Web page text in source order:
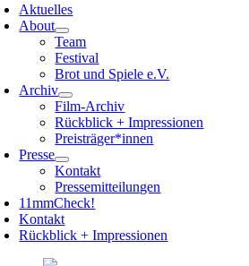
Aktuelles
About
Team
Festival
Brot und Spiele e.V.
Archiv
Film-Archiv
Rückblick + Impressionen
Preisträger*innen
Presse
Kontakt
Pressemitteilungen
11mmCheck!
Kontakt
Rückblick + Impressionen